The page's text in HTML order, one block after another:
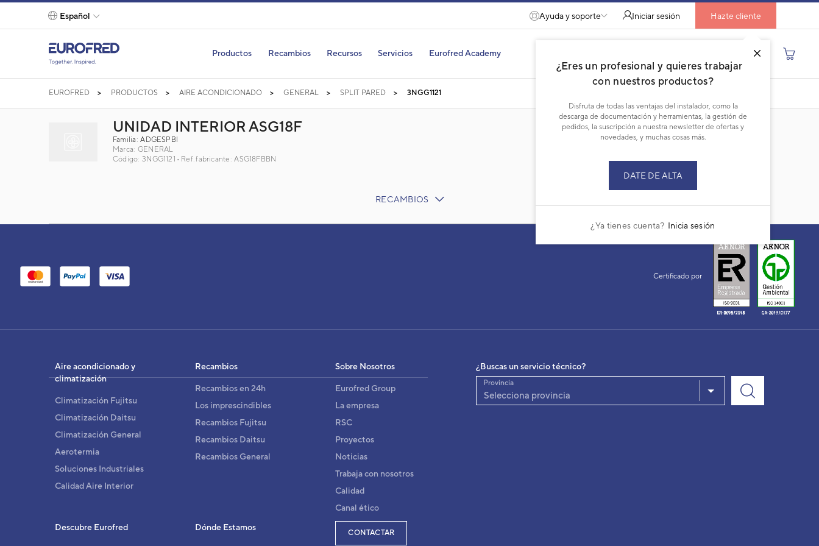
text.skipToContent
text.skipToNavigation
Español
Ayuda y soporte Iniciar sesión
¿Eres un profesional y quieres trabajar
con nuestros productos?
Disfruta de todas las ventajas del instalador, como la
descarga de documentación y herramientas, la gestión de
pedidos, la suscripción a nuestra newsletter de ofertas y
novedades, y muchas cosas más.
DATE DE ALTA
¿Ya tienes cuenta? Inicia sesión
Hazte cliente
Productos Recambios Recursos Servicios Eurofred Academy
EUROFRED PRODUCTOS AIRE ACONDICIONADO GENERAL SPLIT PARED 3NGG1121
UNIDAD INTERIOR ASG18F
Familia: ADGESPBI
Marca: GENERAL
Código: 3NGG1121
Ref. fabricante: ASG18FBBN
RECAMBIOS
UNIDAD INTERIOR ASG18F
8432884082261
Ref. fabricante:ASG18FBBN
Certificado por
Aire acondicionado y
climatización
Climatización Fujitsu
Climatización Daitsu
Climatización General
Aerotermia
Soluciones Industriales
Calidad Aire Interior
Recambios
Recambios en 24h
Los imprescindibles
Recambios Fujitsu
Recambios Daitsu
Recambios General
Sobre Nosotros
Eurofred Group
La empresa
RSC
Proyectos
Noticias
Trabaja con nosotros
Calidad
Canal ético
Descubre Eurofred
Dónde Estamos
CONTACTAR
¿Buscas un servicio técnico?
Selecciona provincia
Provincia